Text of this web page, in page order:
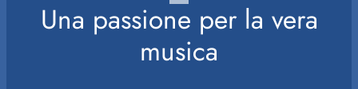
Una passione per la vera
musica